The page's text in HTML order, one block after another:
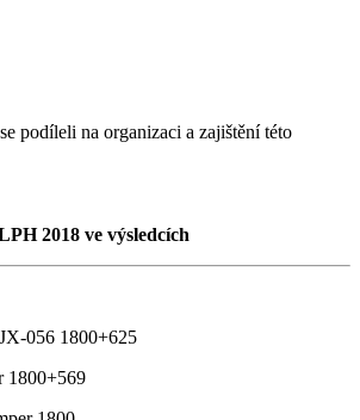
podíleli na organizaci a zajištění této
2018 ve výsledcích
056 1800+625
1800+569